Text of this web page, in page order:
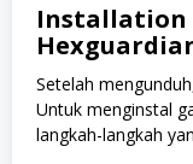
Installation
Setelah
Untuk menginstal
langkah-langkah